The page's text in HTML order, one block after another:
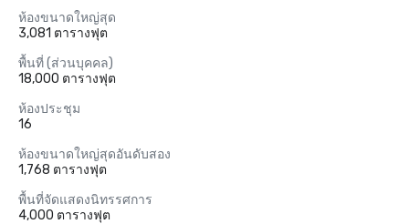
ห้องขนาดใหญ่สุด
3,081 ตารางฟุต
พื้นที่ (ส่วนบุคคล)
18,000 ตารางฟุต
ห้องประชุม
16
ห้องขนาดใหญ่สุดอันดับสอง
1,768 ตารางฟุต
พื้นที่จัดแสดงนิทรรศการ
4,000 ตารางฟุต